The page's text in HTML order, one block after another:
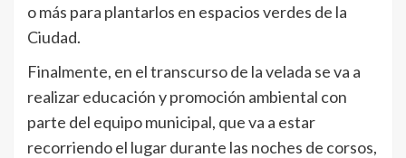
o más para plantarlos en espacios verdes de la
Ciudad.
Finalmente, en el transcurso de la velada se va a
realizar educación y promoción ambiental con
parte del equipo municipal, que va a estar
recorriendo el lugar durante las noches de corsos,